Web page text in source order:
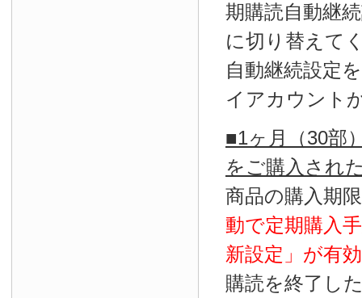
期購読自動継
に切り替えて
自動継続設定
イアカウント
■1ヶ月（30部
をご購入され
商品の購入期
動で定期購入
新設定」が有効
購読を終了し